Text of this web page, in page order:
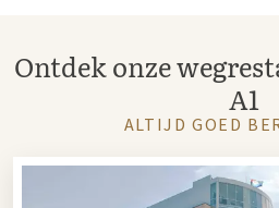
Van der Valk restaurant
Bij ieder Van der Valk restaurant
menukaart met verse
uitgebreid diner: onze restaurants
iedere reiziger een passende
Ontdek onze
A1
ALTIJD GOED